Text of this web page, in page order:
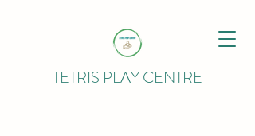
TETRIS PLAY CENTRE